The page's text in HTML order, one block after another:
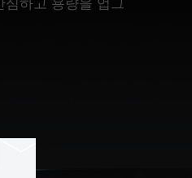
하고 용량을 업그